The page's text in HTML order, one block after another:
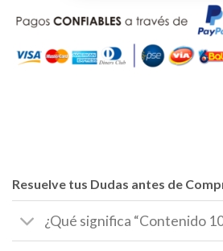
Resuelve tus Dudas antes de
¿Qué significa “Contenido